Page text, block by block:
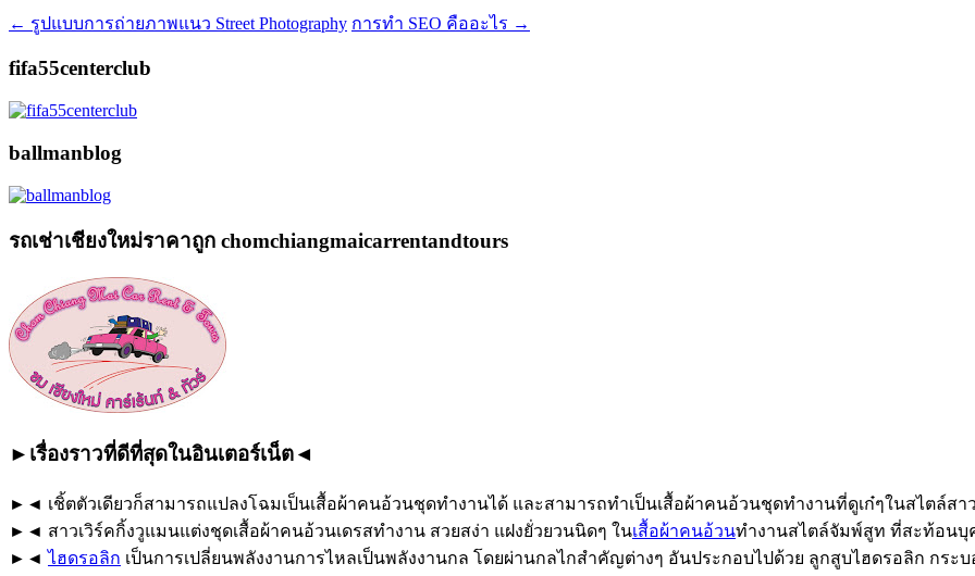
← รูปแบบการถ่ายภาพแนว Street Photography การทำ SEO คืออะไร →
fifa55centerclub
ballmanblog
รถเช่าเชียงใหม่ราคาถูก chomchiangmaicarrentandtours
►เรื่องราวที่ดีที่สุดในอินเตอร์เน็ต◄
►◄ เชิ้ตตัวเดียวก็สามารถแปลงโฉมเป็นเสื้อผ้าคนอ้วนชุดทำงานได้ และสามารถทำเป็นเสื้อผ้าคนอ้วนชุดทำงานที่ดูเก๋ๆในสไตล์สา
►◄ สาวเวิร์คกิ้งวูแมนแต่งชุดเสื้อผ้าคนอ้วนเดรสทำงาน สวยสง่า แฝงยั่วยวนนิดๆ ในเสื้อผ้าคนอ้วนทำงานสไตล์จัมพ์สูท ที่สะท้อนบุ
►◄ไฮดรอลิก เป็นการเปลี่ยนพลังงานการไหลเป็นพลังงานกล โดยผ่านกลไกสำคัญต่างๆ อันประกอบไปด้วย ลูกสูบไฮดรอลิก กระ